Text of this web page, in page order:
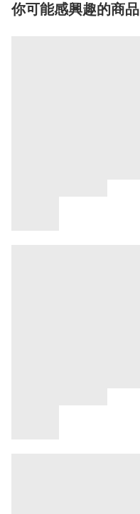
你可能感興趣的商品